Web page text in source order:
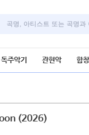
독주악기 관현악 합창
(2026)